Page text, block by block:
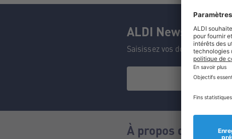
ALDI Newsletter
Saisissez vos données et ne
À propos de nous